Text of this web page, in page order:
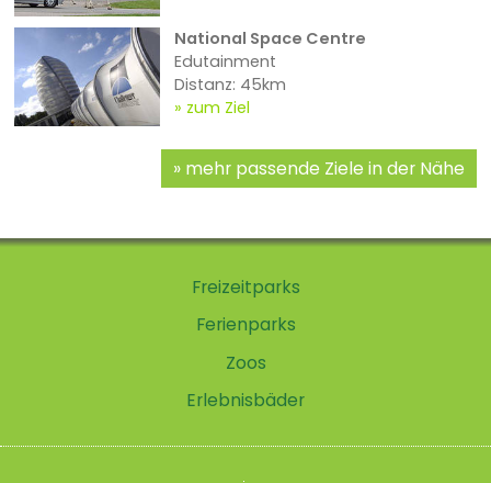
National Space Centre
Edutainment
Distanz: 45km
zum Ziel
mehr passende Ziele in der Nähe
Freizeitparks
Ferienparks
Zoos
Erlebnisbäder